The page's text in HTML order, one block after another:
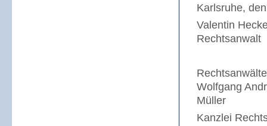
Karlsruhe,
Valentin
Rechtsanwalt
Wolfgang
Müller
Kanzlei